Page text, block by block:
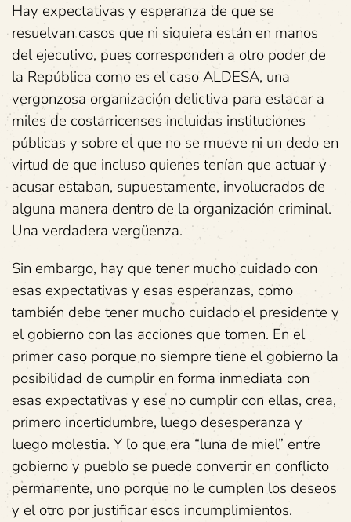
Hay expectativas y esperanza de que se
resuelvan casos que ni siquiera están en manos
del ejecutivo, pues corresponden a otro poder de
la República como es el caso ALDESA, una
vergonzosa organización delictiva para estacar a
miles de costarricenses incluidas instituciones
públicas y sobre el que no se mueve ni un dedo en
virtud de que incluso quienes tenían que actuar y
acusar estaban, supuestamente, involucrados de
alguna manera dentro de la organización criminal.
Una verdadera vergüenza.
Sin embargo, hay que tener mucho cuidado con
esas expectativas y esas esperanzas, como
también debe tener mucho cuidado el presidente y
el gobierno con las acciones que tomen. En el
primer caso porque no siempre tiene el gobierno la
posibilidad de cumplir en forma inmediata con
esas expectativas y ese no cumplir con ellas, crea,
primero incertidumbre, luego desesperanza y
luego molestia. Y lo que era “luna de miel” entre
gobierno y pueblo se puede convertir en conflicto
permanente, uno porque no le cumplen los deseos
y el otro por justificar esos incumplimientos.